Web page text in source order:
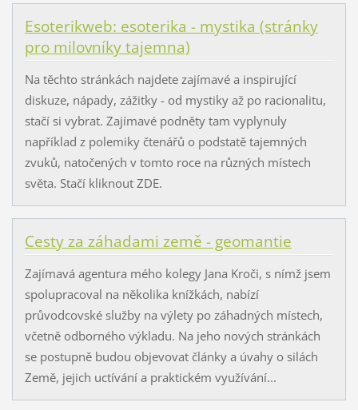
Esoterikweb: esoterika - mystika (stránky
pro milovníky tajemna)
Na těchto stránkách najdete zajímavé a inspirující
diskuze, nápady, zážitky - od mystiky až po racionalitu,
stačí si vybrat. Zajímavé podněty tam vyplynuly
například z polemiky čtenářů o podstatě tajemných
zvuků, natočených v tomto roce na různých místech
světa. Stačí kliknout ZDE.
Cesty za záhadami země - geomantie
Zajímavá agentura mého kolegy Jana Kroči, s nímž jsem
spolupracoval na několika knížkách, nabízí
průvodcovské služby na výlety po záhadných místech,
včetně odborného výkladu. Na jeho nových stránkách
se postupně budou objevovat články a úvahy o silách
Země, jejich uctívání a praktickém využívání...